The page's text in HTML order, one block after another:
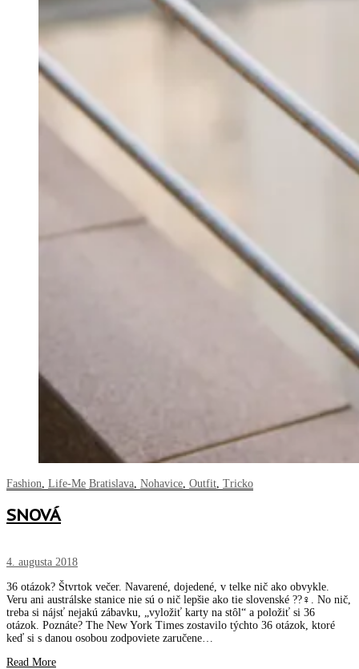
Fashion Life-Me Bratislava Nohavice Outfit Tricko
SNOVÁ
4. augusta 2018
36 otázok? Štvrtok večer. Navarené, dojedené, v telke nič ako obvykle.
Veru ani austrálske stanice nie sú o nič lepšie ako tie slovenské ??‍♀️. No nič,
treba si nájsť nejakú zábavku, „vyložiť karty na stôl“ a položiť si 36
otázok. Poznáte? The New York Times zostavilo týchto 36 otázok, ktoré
keď si s danou osobou zodpoviete zaručene…
Read More